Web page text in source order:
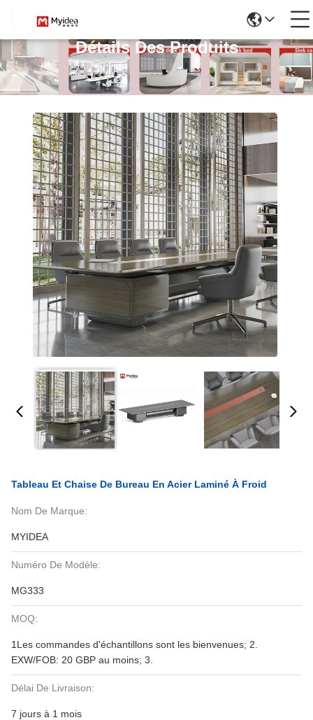
Détails Des Produits
Tableau Et Chaise De Bureau En Acier Laminé À Froid
Nom De Marque:
MYIDEA
Numéro De Modèle:
MG333
MOQ:
1Les commandes d'échantillons sont les bienvenues; 2.
EXW/FOB: 20 GBP au moins; 3.
Délai De Livraison:
7 jours à 1 mois